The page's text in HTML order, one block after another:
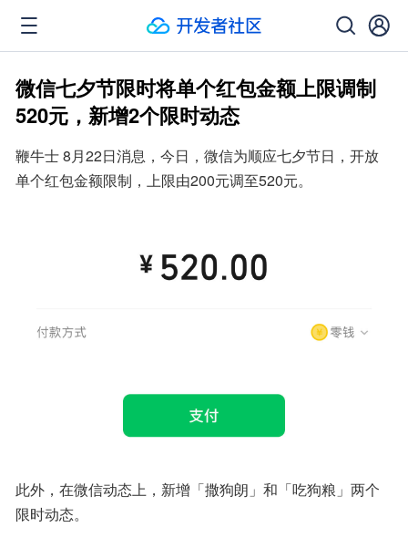
微信七夕节限时将单个红包金额上限调制
520元，新增2个限时动态
鞭牛士 8月22日消息，今日，微信为顺应七夕节日，开放
单个红包金额限制，上限由200元调至520元。
此外，在微信动态上，新增「撒狗朗」和「吃狗粮」两个
限时动态。